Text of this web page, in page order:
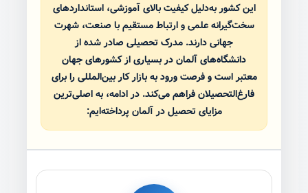
این کشور به‌دلیل کیفیت بالای آموزشی، استانداردهای
سخت‌گیرانه علمی و ارتباط مستقیم با صنعت، شهرت
جهانی دارند. مدرک تحصیلی صادر شده از
دانشگاه‌های آلمان در بسیاری از کشورهای جهان
معتبر است و فرصت ورود به بازار کار بین‌المللی را برای
فارغ‌التحصیلان فراهم می‌کند. در ادامه، به اصلی‌ترین
مزایای تحصیل در آلمان پرداخته‌ایم: